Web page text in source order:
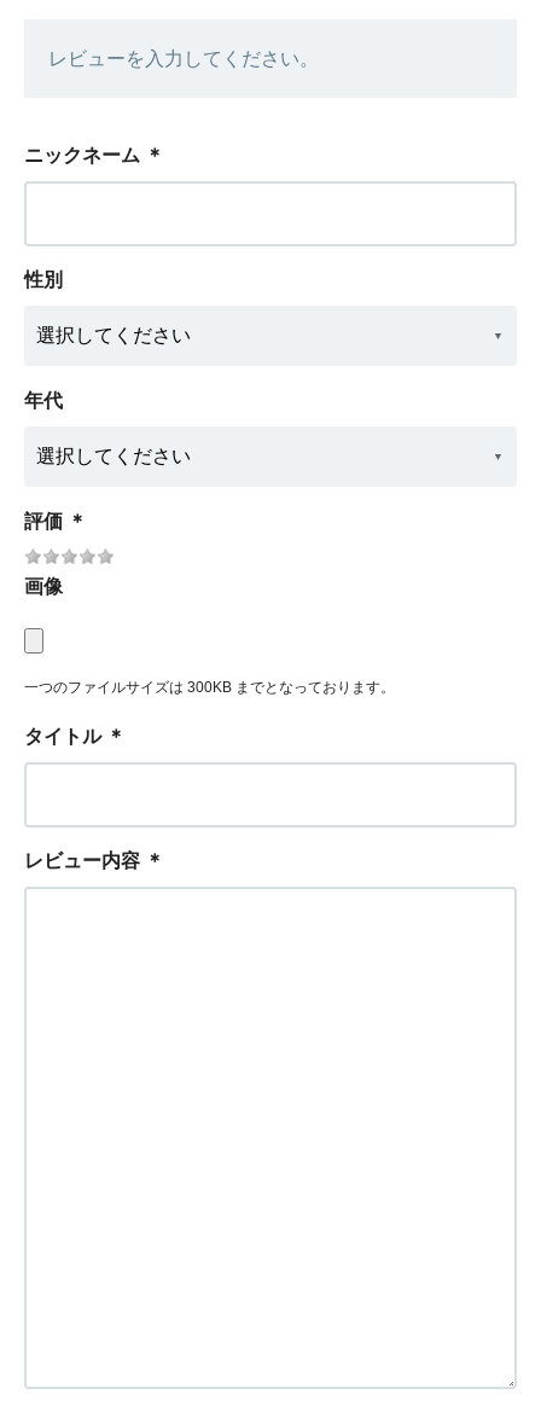
レビューを入力してください。
ニックネーム ＊
性別
年代
評価 ＊
画像
一つのファイルサイズは 300KB までとなっております。
タイトル ＊
レビュー内容 ＊